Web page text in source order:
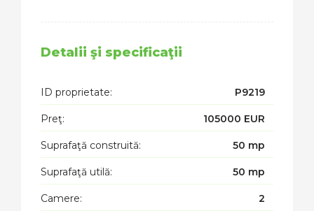
Detalii şi specificaţii
ID proprietate: P9219
Preţ: 105000 EUR
Suprafaţă construită: 50 mp
Suprafaţă utilă: 50 mp
Camere: 2